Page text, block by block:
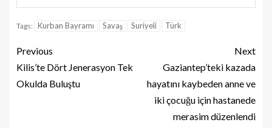
Tags: Kurban Bayramı Savaş Suriyeli Türk
Previous
Kilis’te Dört Jenerasyon Tek
Okulda Buluştu
Next
Gaziantep’teki kazada
hayatını kaybeden anne ve
iki çocuğu için hastanede
merasim düzenlendi